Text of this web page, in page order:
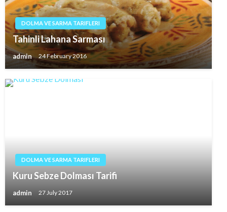
DOLMA VE SARMA TARIFLERI
Tahinli Lahana Sarması
admin 24 February 2016
DOLMA VE SARMA TARIFLERI
Kuru Sebze Dolması Tarifi
admin 27 July 2017